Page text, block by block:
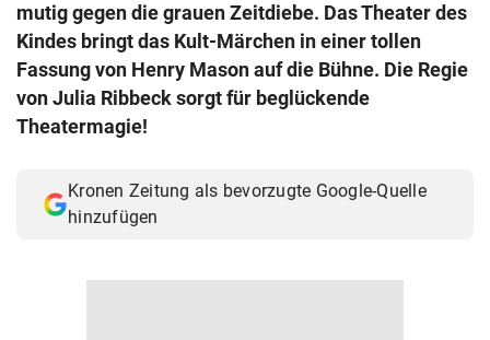
© Krone Multimedia GmbH & Co KG 2026
Muthgasse 2, 1190 Wien
mutig gegen die grauen Zeitdiebe. Das Theater des
Kindes bringt das Kult-Märchen in einer tollen
Fassung von Henry Mason auf die Bühne. Die Regie
von Julia Ribbeck sorgt für beglückende
Theatermagie!
Kronen Zeitung als bevorzugte Google-Quelle
hinzufügen